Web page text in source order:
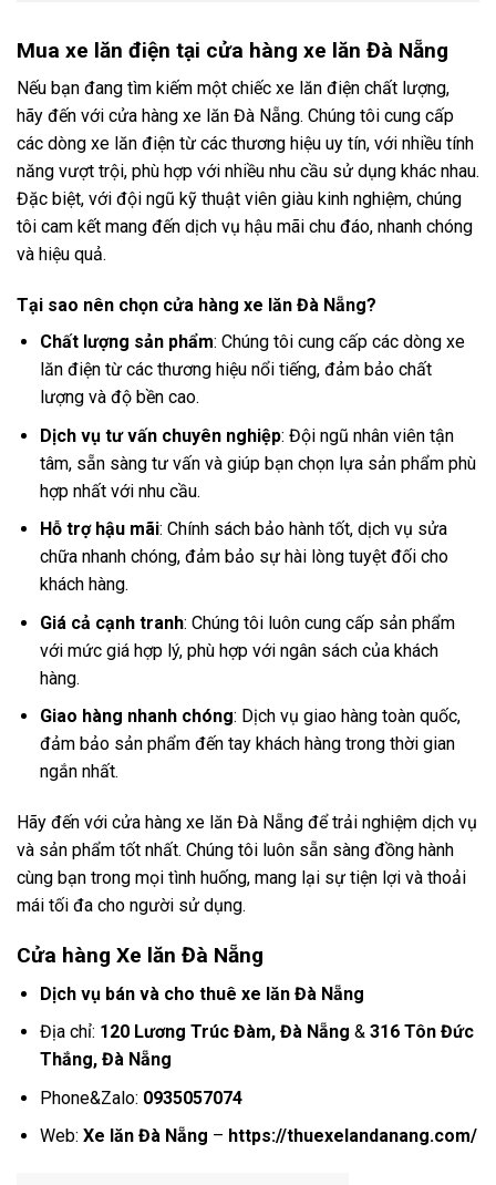
Mua xe lăn điện tại cửa hàng xe lăn Đà Nẵng
Nếu bạn đang tìm kiếm một chiếc xe lăn điện chất lượng,
hãy đến với cửa hàng xe lăn Đà Nẵng. Chúng tôi cung cấp
các dòng xe lăn điện từ các thương hiệu uy tín, với nhiều tính
năng vượt trội, phù hợp với nhiều nhu cầu sử dụng khác nhau.
Đặc biệt, với đội ngũ kỹ thuật viên giàu kinh nghiệm, chúng
tôi cam kết mang đến dịch vụ hậu mãi chu đáo, nhanh chóng
và hiệu quả.
Tại sao nên chọn cửa hàng xe lăn Đà Nẵng?
Chất lượng sản phẩm: Chúng tôi cung cấp các dòng xe
lăn điện từ các thương hiệu nổi tiếng, đảm bảo chất
lượng và độ bền cao.
Dịch vụ tư vấn chuyên nghiệp: Đội ngũ nhân viên tận
tâm, sẵn sàng tư vấn và giúp bạn chọn lựa sản phẩm phù
hợp nhất với nhu cầu.
Hỗ trợ hậu mãi: Chính sách bảo hành tốt, dịch vụ sửa
chữa nhanh chóng, đảm bảo sự hài lòng tuyệt đối cho
khách hàng.
Giá cả cạnh tranh: Chúng tôi luôn cung cấp sản phẩm
với mức giá hợp lý, phù hợp với ngân sách của khách
hàng.
Giao hàng nhanh chóng: Dịch vụ giao hàng toàn quốc,
đảm bảo sản phẩm đến tay khách hàng trong thời gian
ngắn nhất.
Hãy đến với cửa hàng xe lăn Đà Nẵng để trải nghiệm dịch vụ
và sản phẩm tốt nhất. Chúng tôi luôn sẵn sàng đồng hành
cùng bạn trong mọi tình huống, mang lại sự tiện lợi và thoải
mái tối đa cho người sử dụng.
Cửa hàng Xe lăn Đà Nẵng
Dịch vụ bán và cho thuê xe lăn Đà Nẵng
Địa chỉ: 120 Lương Trúc Đàm, Đà Nẵng & 316 Tôn Đức
Thắng, Đà Nẵng
Phone&Zalo: 0935057074
Web: Xe lăn Đà Nẵng – https://thuexelandanang.com/